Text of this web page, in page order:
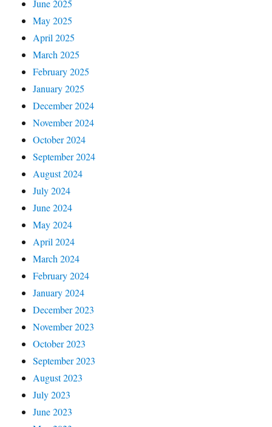
June 2025
May 2025
April 2025
March 2025
February 2025
January 2025
December 2024
November 2024
October 2024
September 2024
August 2024
July 2024
June 2024
May 2024
April 2024
March 2024
February 2024
January 2024
December 2023
November 2023
October 2023
September 2023
August 2023
July 2023
June 2023